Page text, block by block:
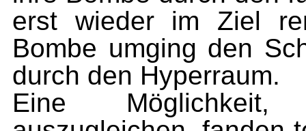
erst wieder im Ziel
Bombe umging den
durch den Hyperraum.
Eine Möglichkeit,